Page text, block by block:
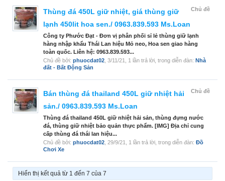
Chủ đề
Thùng đá 450L giữ nhiệt, giá thùng giữ
lạnh 450lit hoa sen./ 0963.839.593 Ms.Loan
Công ty Phước Đạt - Đơn vị phân phối sỉ lẻ thùng giữ lạnh
hàng nhập khẩu Thái Lan hiệu Mỏ neo, Hoa sen giao hàng
toàn quốc. Liên hệ: 0963.839.593...
Chủ đề bởi: phuocdat02 3/11/21 , 1 lần trả lời, trong diễn đàn: Nhà
đất - Bất Động Sản
Chủ đề
Bán thùng đá thailand 450L giữ nhiệt hải
sản./ 0963.839.593 Ms.Loan
Thùng đá thailand 450L giữ nhiệt hải sản, thùng đựng nước
đá, thùng giữ nhiệt bảo quản thực phẩm. [IMG] Địa chỉ cung
cấp thùng đá thái lan hiệu...
Chủ đề bởi: phuocdat02 29/9/21 , 1 lần trả lời, trong diễn đàn: Đồ
Chơi Xe
Hiển thị kết quả từ 1 đến 7 của 7